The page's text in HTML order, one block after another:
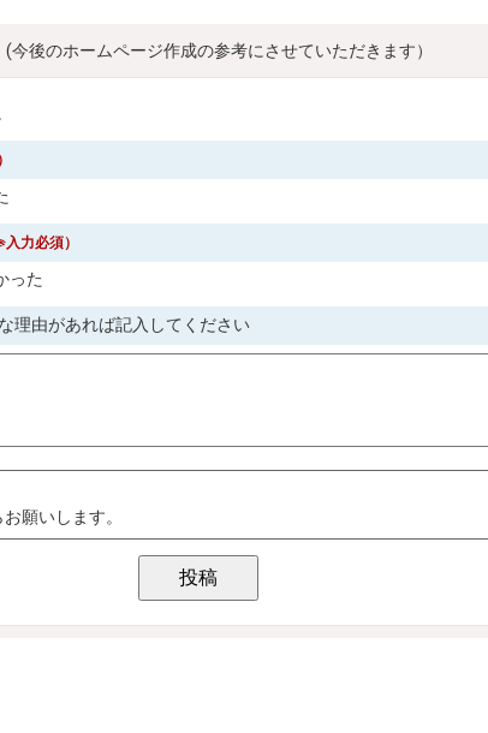
(今後のホームページ作成の参考にさせていただきます）
入力必須）
った
理由があれば記入してください
願いします。